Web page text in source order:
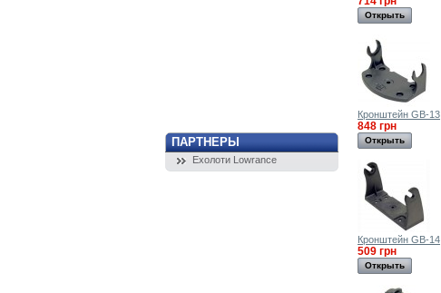
ПАРТНЕРЫ
Ехолоти Lowrance
Открыть
Кронштейн GB-13
848 грн
Открыть
Кронштейн GB-14
509 грн
Открыть